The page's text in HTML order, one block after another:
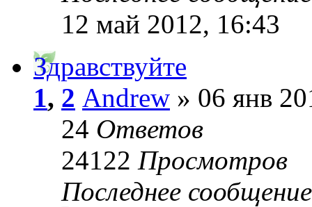
12 май 2012, 16:43
Здравствуйте
1, 2 Andrew » 06 янв
24 Ответов
24122 Просмотров
Последнее